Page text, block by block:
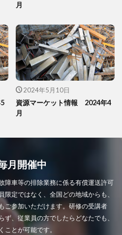
月
2024年5月10日
資源マーケット情報 2024年4
月
月開催中
障車等の排除業務に係る有償運送許可
定ではなく、全国どの地域からも、
ご参加いただけます。研修の受講者
、従業員の方でしたらどなたでも、
ことが可能です。